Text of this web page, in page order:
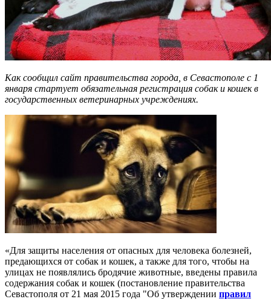
Как сообщил сайт правительства города, в Севастополе с 1
января стартует обязательная регистрация собак и кошек в
государственных ветеринарных учреждениях.
«Для защиты населения от опасных для человека болезней,
предающихся от собак и кошек, а также для того, чтобы на
улицах не появлялись бродячие животные, введены правила
содержания собак и кошек (постановление правительства
Севастополя от 21 мая 2015 года "Об утверждении правил